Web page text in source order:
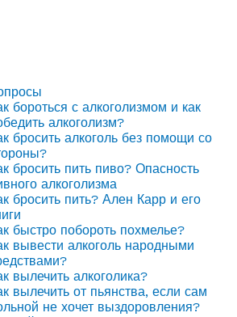
бороться с алкоголизмом и как
алкоголизм?
бросить алкоголь без помощи со
бросить пить пиво? Опасность
алкоголизма
бросить пить? Ален Карр и его
быстро побороть похмелье?
вывести алкоголь народными
вылечить алкоголика?
вылечить от пьянства, если сам
не хочет выздоровления?